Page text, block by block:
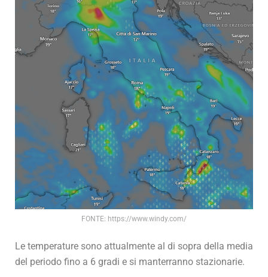
FONTE: https://www.windy.com/
Le temperature sono attualmente al di sopra della media
del periodo fino a 6 gradi e si manterranno stazionarie.